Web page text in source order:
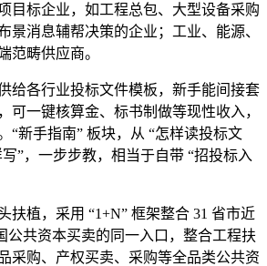
标企业，如工程总包、大型设备采购
景消息辅帮决策的企业；工业、能源、
范畴供应商。
各行业投标文件模板，新手能间接套
可一键核算金、标书制做等现性收入，
“新手指南” 板块，从 “怎样读投标文
”，一步步教，相当于自带 “招投标入
植，采用 “1+N” 框架整合 31 省市近
公共资本买卖的同一入口，整合工程扶
采购、产权买卖、采购等全品类公共资